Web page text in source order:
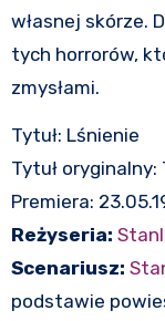
własnej skórze.
tych horrorów,
zmysłami.
Tytuł: Lśnienie
Tytuł oryginalny:
Premiera:
Reżyseria:
Scenariusz:
podstawie